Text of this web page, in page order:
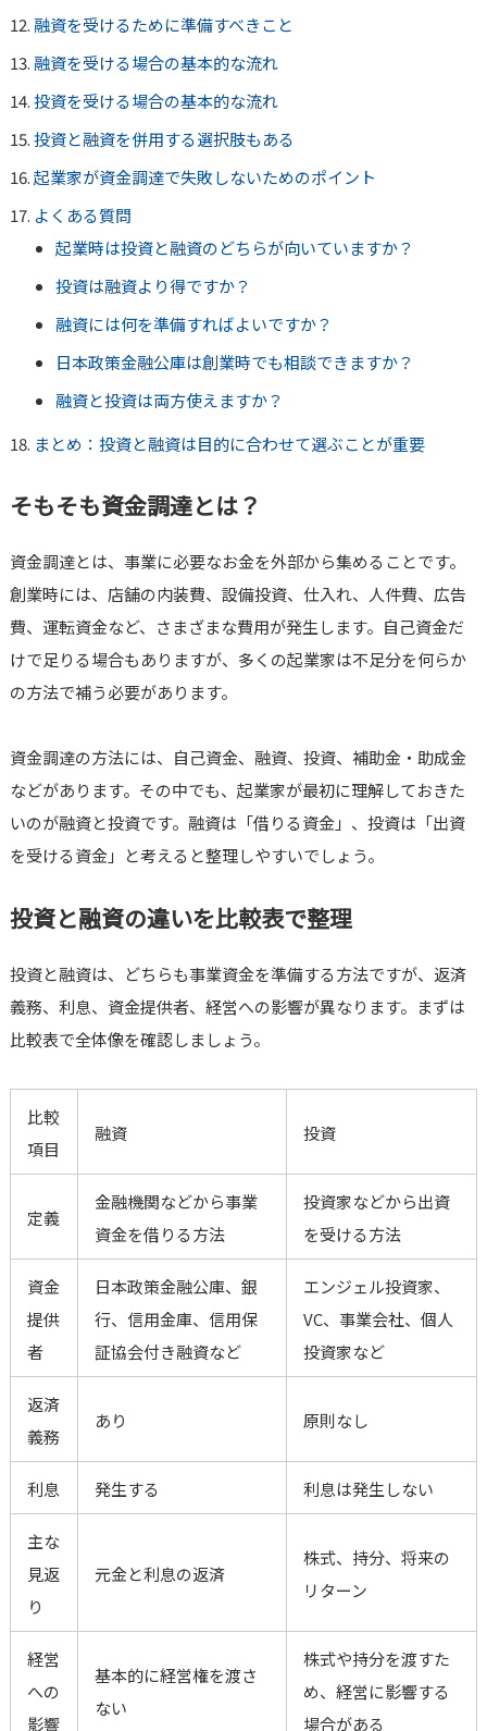
融資を受けるために準備すべきこと
融資を受ける場合の基本的な流れ
投資を受ける場合の基本的な流れ
投資と融資を併用する選択肢もある
起業家が資金調達で失敗しないためのポイント
よくある質問
起業時は投資と融資のどちらが向いていますか？
投資は融資より得ですか？
融資には何を準備すればよいですか？
日本政策金融公庫は創業時でも相談できますか？
融資と投資は両方使えますか？
まとめ：投資と融資は目的に合わせて選ぶことが重要
そもそも資金調達とは？
資金調達とは、事業に必要なお金を外部から集めることです。
創業時には、店舗の内装費、設備投資、仕入れ、人件費、広告
費、運転資金など、さまざまな費用が発生します。自己資金だ
けで足りる場合もありますが、多くの起業家は不足分を何らか
の方法で補う必要があります。
資金調達の方法には、自己資金、融資、投資、補助金・助成金
などがあります。その中でも、起業家が最初に理解しておきた
いのが融資と投資です。融資は「借りる資金」、投資は「出資
を受ける資金」と考えると整理しやすいでしょう。
投資と融資の違いを比較表で整理
投資と融資は、どちらも事業資金を準備する方法ですが、返済
義務、利息、資金提供者、経営への影響が異なります。まずは
比較表で全体像を確認しましょう。
比較
項目
融資 投資
定義
金融機関などから事業
資金を借りる方法
投資家などから出資
を受ける方法
資金
提供
者
日本政策金融公庫、銀
行、信用金庫、信用保
証協会付き融資など
エンジェル投資家、
VC、事業会社、個人
投資家など
返済
義務
あり 原則なし
利息 発生する 利息は発生しない
主な
見返
り
元金と利息の返済
株式、持分、将来の
リターン
経営
への
影響
基本的に経営権を渡さ
ない
株式や持分を渡すた
め、経営に影響する
場合がある